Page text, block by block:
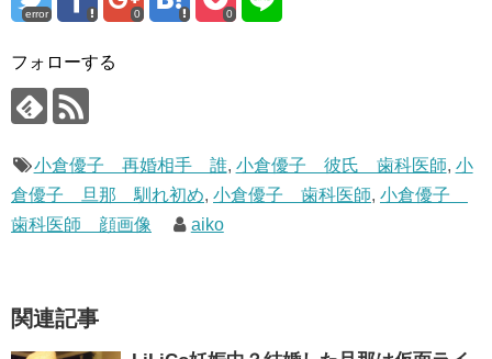
error 0 0
フォローする
小倉優子 再婚相手 誰, 小倉優子 彼氏 歯科医師, 小
倉優子 旦那 馴れ初め, 小倉優子 歯科医師, 小倉優子
歯科医師 顔画像
aiko
関連記事